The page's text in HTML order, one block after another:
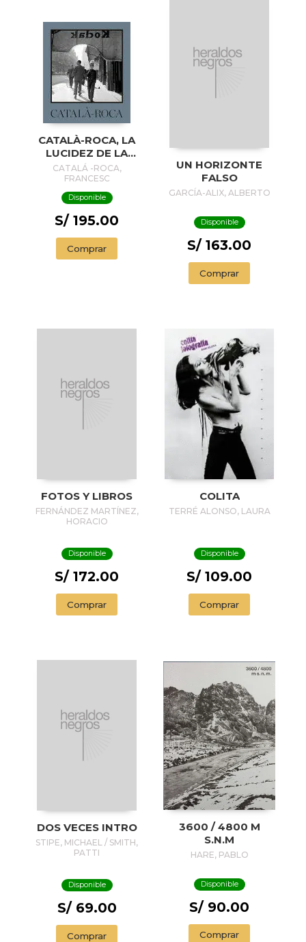
CATALÀ-ROCA, LA
LUCIDEZ DE LA
MIRADA
CATALÁ -ROCA,
FRANCESC
Disponible
S/ 195.00
Comprar
UN HORIZONTE
FALSO
GARCÍA-ALIX, ALBERTO
Disponible
S/ 163.00
Comprar
FOTOS Y LIBROS
FERNÁNDEZ MARTÍNEZ,
HORACIO
Disponible
S/ 172.00
Comprar
COLITA
TERRÉ ALONSO, LAURA
Disponible
S/ 109.00
Comprar
DOS VECES INTRO
STIPE, MICHAEL / SMITH,
PATTI
Disponible
S/ 69.00
Comprar
3600 / 4800 M
S.N.M
HARE, PABLO
Disponible
S/ 90.00
Comprar